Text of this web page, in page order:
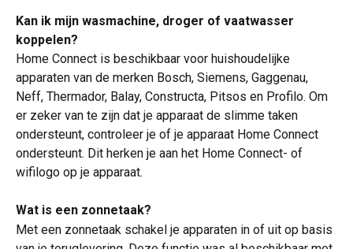
Kan ik mijn wasmachine, droger of vaatwasser
koppelen?
Home Connect is beschikbaar voor huishoudelijke
apparaten van de merken Bosch, Siemens, Gaggenau,
Neff, Thermador, Balay, Constructa, Pitsos en Profilo. Om
er zeker van te zijn dat je apparaat de slimme taken
ondersteunt, controleer je of je apparaat Home Connect
ondersteunt. Dit herken je aan het Home Connect- of
wifilogo op je apparaat.
Wat is een zonnetaak?
Met een zonnetaak schakel je apparaten in of uit op basis